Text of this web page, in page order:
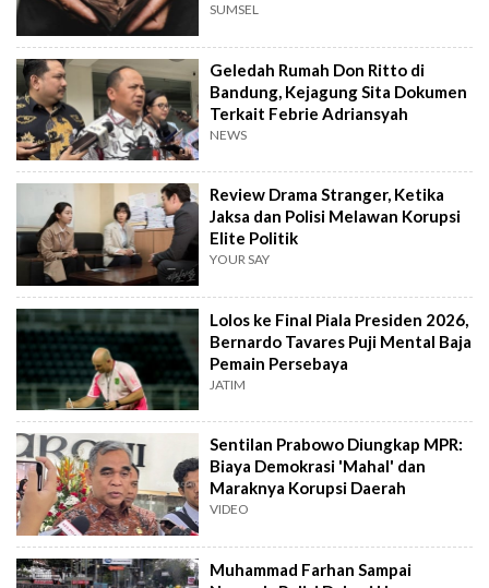
SUMSEL
Geledah Rumah Don Ritto di
Bandung, Kejagung Sita Dokumen
Terkait Febrie Adriansyah
NEWS
Review Drama Stranger, Ketika
Jaksa dan Polisi Melawan Korupsi
Elite Politik
YOUR SAY
Lolos ke Final Piala Presiden 2026,
Bernardo Tavares Puji Mental Baja
Pemain Persebaya
JATIM
Sentilan Prabowo Diungkap MPR:
Biaya Demokrasi 'Mahal' dan
Maraknya Korupsi Daerah
VIDEO
Muhammad Farhan Sampai